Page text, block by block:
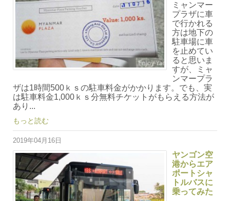
ミャンマー
プラザに車
で行かれる
方は地下の
駐車場に車
を止めてい
ると思いま
すが、ミャ
ンマープラ
ザは1時間500ｋｓの駐車料金がかかります。でも、実
は駐車料金1,000ｋｓ分無料チケットがもらえる方法が
あり...
もっと読む
2019年04月16日
ヤンゴン空
港からエア
ポートシャ
トルバスに
乗ってみた